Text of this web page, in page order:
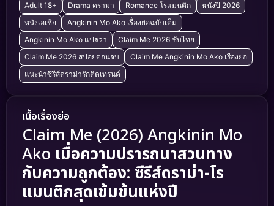
Adult 18+ Drama ดราม่า Romance โรแมนติก
หนังปี 2026
หนังเอเชีย
Angkinin Mo Ako เรื่องย่อฉบับเต็ม
Angkinin Mo Ako แปลว่า
Claim Me 2026 ซับไทย
Claim Me 2026 สปอยตอนจบ
Claim Me Angkinin Mo Ako เรื่องย่อ
แนะนำซีรีส์ดราม่ารักติดเทรนด์
เนื้อเรื่องย่อ
Claim Me (2026) Angkinin Mo
Ako เมื่อความปรารถนาสวนทาง
กับความถูกต้อง: ซีรีส์ดราม่า-โร
แมนติกสุดเข้มข้นแห่งปี